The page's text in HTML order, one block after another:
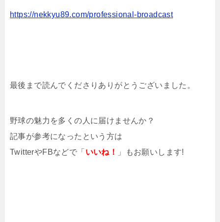
https://nekkyu89.com/professional-broadcast
最後まで読んでくださりありがとうございました。
野球の魅力を多くの人に届けませんか？
記事が参考になったという方は
TwitterやFBなどで「 いいね！ 」もお願いします!